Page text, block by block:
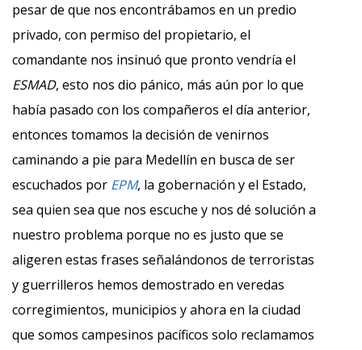
pesar de que nos encontrábamos en un predio
privado, con permiso del propietario, el
comandante nos insinuó que pronto vendría el
ESMAD, esto nos dio pánico, más aún por lo que
había pasado con los compañeros el día anterior,
entonces tomamos la decisión de venirnos
caminando a pie para Medellín en busca de ser
escuchados por EPM, la gobernación y el Estado,
sea quien sea que nos escuche y nos dé solución a
nuestro problema porque no es justo que se
aligeren estas frases señalándonos de terroristas
y guerrilleros hemos demostrado en veredas
corregimientos, municipios y ahora en la ciudad
que somos campesinos pacíficos solo reclamamos